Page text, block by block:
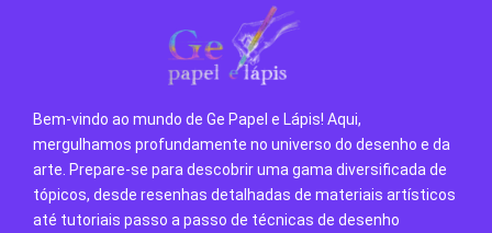
Bem-vindo ao mundo de Ge Papel e Lápis! Aqui,
mergulhamos profundamente no universo do desenho e da
arte. Prepare-se para descobrir uma gama diversificada de
tópicos, desde resenhas detalhadas de materiais artísticos
até tutoriais passo a passo de técnicas de desenho